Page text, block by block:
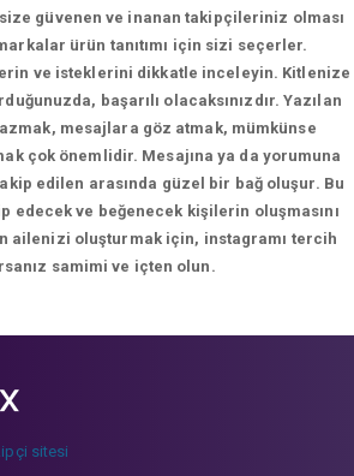
güvenen ve inanan takipçileriniz olması
ürün tanıtımı için sizi seçerler.
ve isteklerini dikkatle inceleyin. Kitlenize
başarılı olacaksınızdır. Yazılan
mesajlara göz atmak, mümkünse
çok önemlidir. Mesajına ya da yorumuna
edilen arasında güzel bir bağ oluşur. Bu
edecek ve beğenecek kişilerin oluşmasını
ailenizi oluşturmak için, instagramı tercih
samimi ve içten olun.
sitesi